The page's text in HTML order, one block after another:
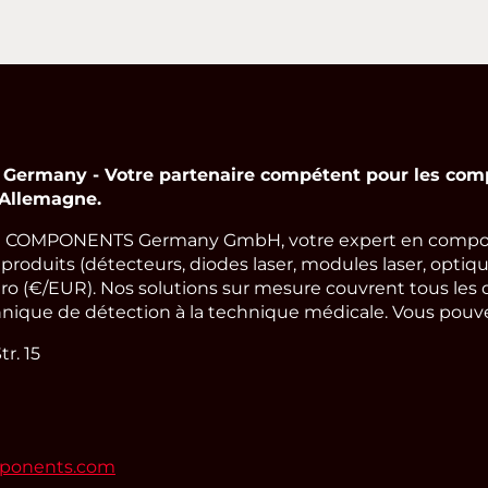
Germany - Votre partenaire compétent pour les
COMPONENTS Germany GmbH, votre expert en
(détecteurs, diodes laser, modules laser,
(€/EUR). Nos solutions sur mesure couvrent tous
de détection à la technique médicale. Vous
15